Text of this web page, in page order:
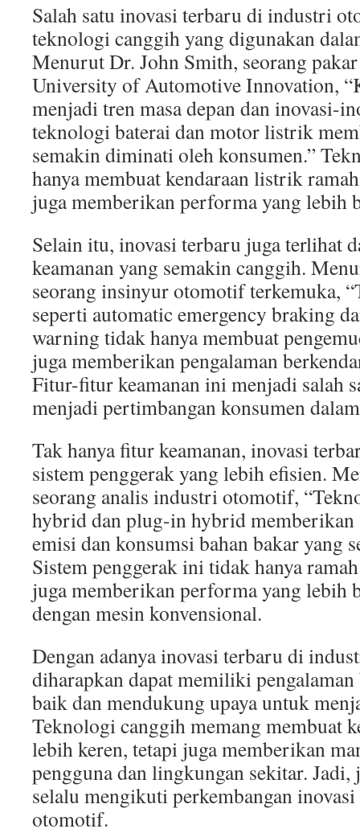
Salah satu inovasi terbaru di industri
teknologi canggih yang digunakan
Menurut Dr. John Smith, seorang
University of Automotive Innovation,
menjadi tren masa depan dan inovasi-
teknologi baterai dan motor listrik
semakin diminati oleh konsumen.”
hanya membuat kendaraan listrik
juga memberikan performa yang lebih
Selain itu, inovasi terbaru juga terlihat
keamanan yang semakin canggih.
seorang insinyur otomotif terkemuka,
seperti automatic emergency braking
warning tidak hanya membuat
juga memberikan pengalaman
Fitur-fitur keamanan ini menjadi salah
menjadi pertimbangan konsumen
Tak hanya fitur keamanan, inovasi
sistem penggerak yang lebih efisien.
seorang analis industri otomotif,
hybrid dan plug-in hybrid memberikan
emisi dan konsumsi bahan bakar yang
Sistem penggerak ini tidak hanya
juga memberikan performa yang lebih
dengan mesin konvensional.
Dengan adanya inovasi terbaru di
diharapkan dapat memiliki
baik dan mendukung upaya untuk
Teknologi canggih memang membuat
lebih keren, tetapi juga memberikan
pengguna dan lingkungan sekitar. Jadi,
selalu mengikuti perkembangan
otomotif.